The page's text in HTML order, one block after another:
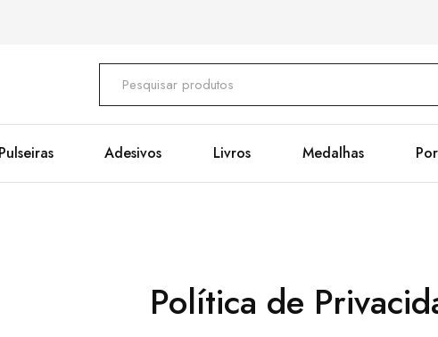
Pulseiras Adesivos Livros Medalhas
Política de